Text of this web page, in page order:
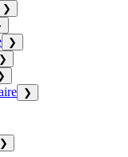
❯
❯
❯
❯
❯